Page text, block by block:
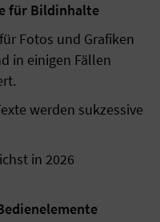
für Bildinhalte
Fotos und Grafiken
in einigen Fällen
werden sukzessive
in 2026